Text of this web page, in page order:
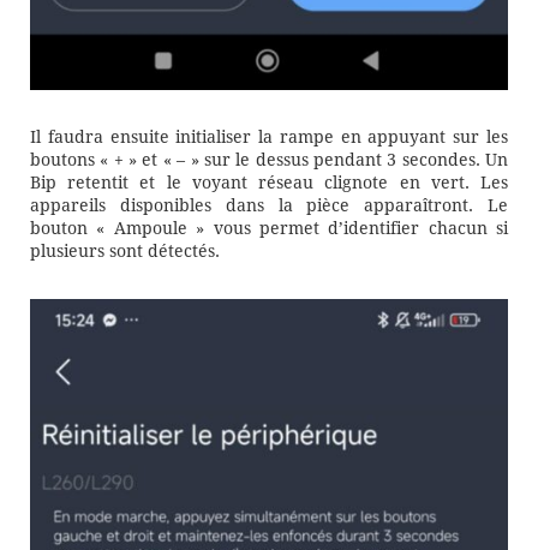
Il faudra ensuite initialiser la rampe en appuyant sur les
boutons « + » et « – » sur le dessus pendant 3 secondes. Un
Bip retentit et le voyant réseau clignote en vert. Les
appareils disponibles dans la pièce apparaîtront. Le
bouton « Ampoule » vous permet d’identifier chacun si
plusieurs sont détectés.